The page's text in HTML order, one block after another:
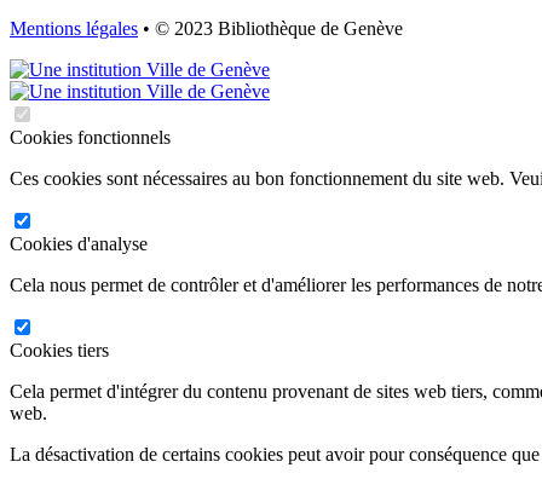
Mentions légales • © 2023 Bibliothèque de Genève
Cookies fonctionnels
Ces cookies sont nécessaires au bon fonctionnement du site web.
Cookies d'analyse
Cela nous permet de contrôler et d'améliorer les performances de
Cookies tiers
Cela permet d'intégrer du contenu provenant de sites web tiers,
web.
La désactivation de certains cookies peut avoir pour conséquence